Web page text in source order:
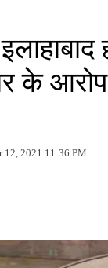
के
12, 2021 11:36 PM